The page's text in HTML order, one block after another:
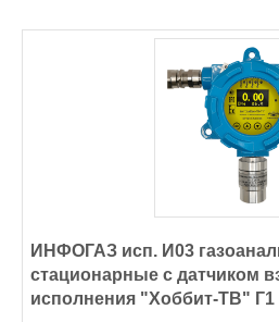
ИНФОГАЗ исп. И03
стационарные с датчиком
исполнения "Хоббит-ТВ" Г1